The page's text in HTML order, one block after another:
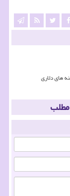
های دلاری
مطلب